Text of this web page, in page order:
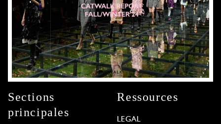
Sections
principales
Ressources
LEGAL